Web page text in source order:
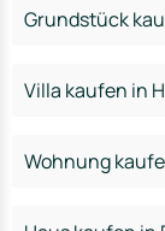
Grundstück
Villa kaufen in
Wohnung